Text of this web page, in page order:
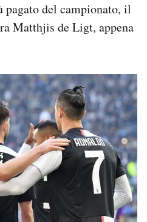
pagato del campionato, il
Matthjis de Ligt, appena